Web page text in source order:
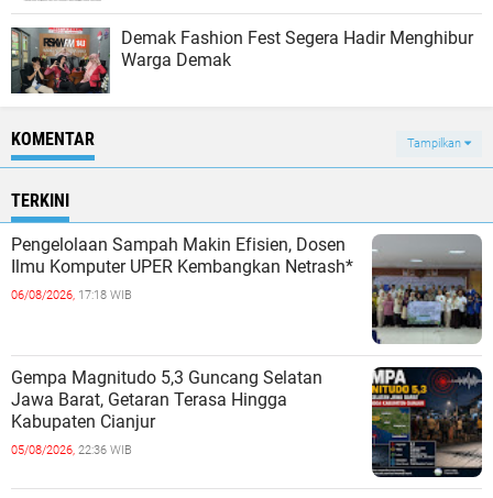
Demak Fashion Fest Segera Hadir Menghibur
Warga Demak
KOMENTAR Tampilkan
TERKINI
Pengelolaan Sampah Makin Efisien, Dosen
Ilmu Komputer UPER Kembangkan Netrash*
06/08/2026, 17:18 WIB
Gempa Magnitudo 5,3 Guncang Selatan
Jawa Barat, Getaran Terasa Hingga
Kabupaten Cianjur
05/08/2026, 22:36 WIB